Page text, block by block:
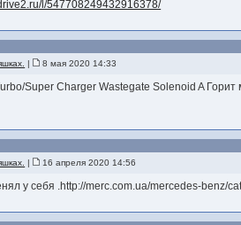
l/547708249432916378/
| 8 мая 2020 14:33
Super Charger Wastegate Solenoid A
| 16 апреля 2020 14:56
у себя .http://merc.com.ua/mercedes-benz/